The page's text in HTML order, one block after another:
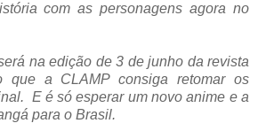
com as personagens agora no
na edição de 3 de junho da revista
a CLAMP consiga retomar os
E é só esperar um novo anime e a
para o Brasil.